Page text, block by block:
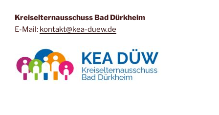
Kreiselternausschuss Bad Dürkheim
E-Mail: kontakt@kea-duew.de